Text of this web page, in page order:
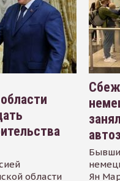
области
Ян